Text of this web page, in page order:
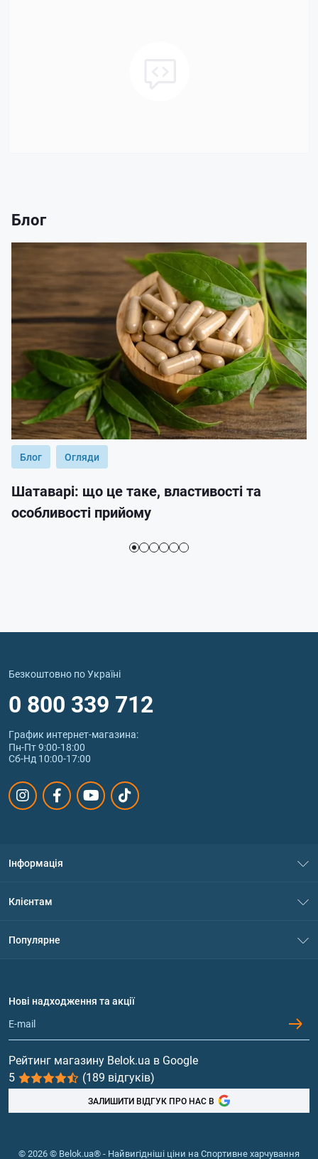
Блог
Блог Огляди
Шатаварі: що це таке, властивості та
особливості прийому
Безкоштовно по Україні
0 800 339 712
График интернет‑магазина:
Пн-Пт 9:00-18:00
Сб-Нд 10:00-17:00
Інформація
Політика конфіденційності
Обмін та повернення
Клієнтам
Популярне
Протеїн
Гейнери
Вітаміни та мінерали
Риб'ячий жир, жирні кислоти
Нові надходження та акції
Рейтинг магазину Belok.ua в Google
5
(189 відгуків)
ЗАЛИШИТИ ВІДГУК ПРО НАС В
© 2026 © Belok.ua® - Найвигідніші ціни на Спортивне харчування